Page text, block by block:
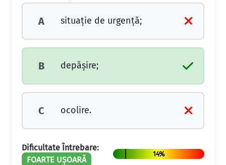
A situaţie de urgenţă;
B depăşire;
C ocolire.
Dificultate Întrebare:
FOARTE UȘOARĂ
14%